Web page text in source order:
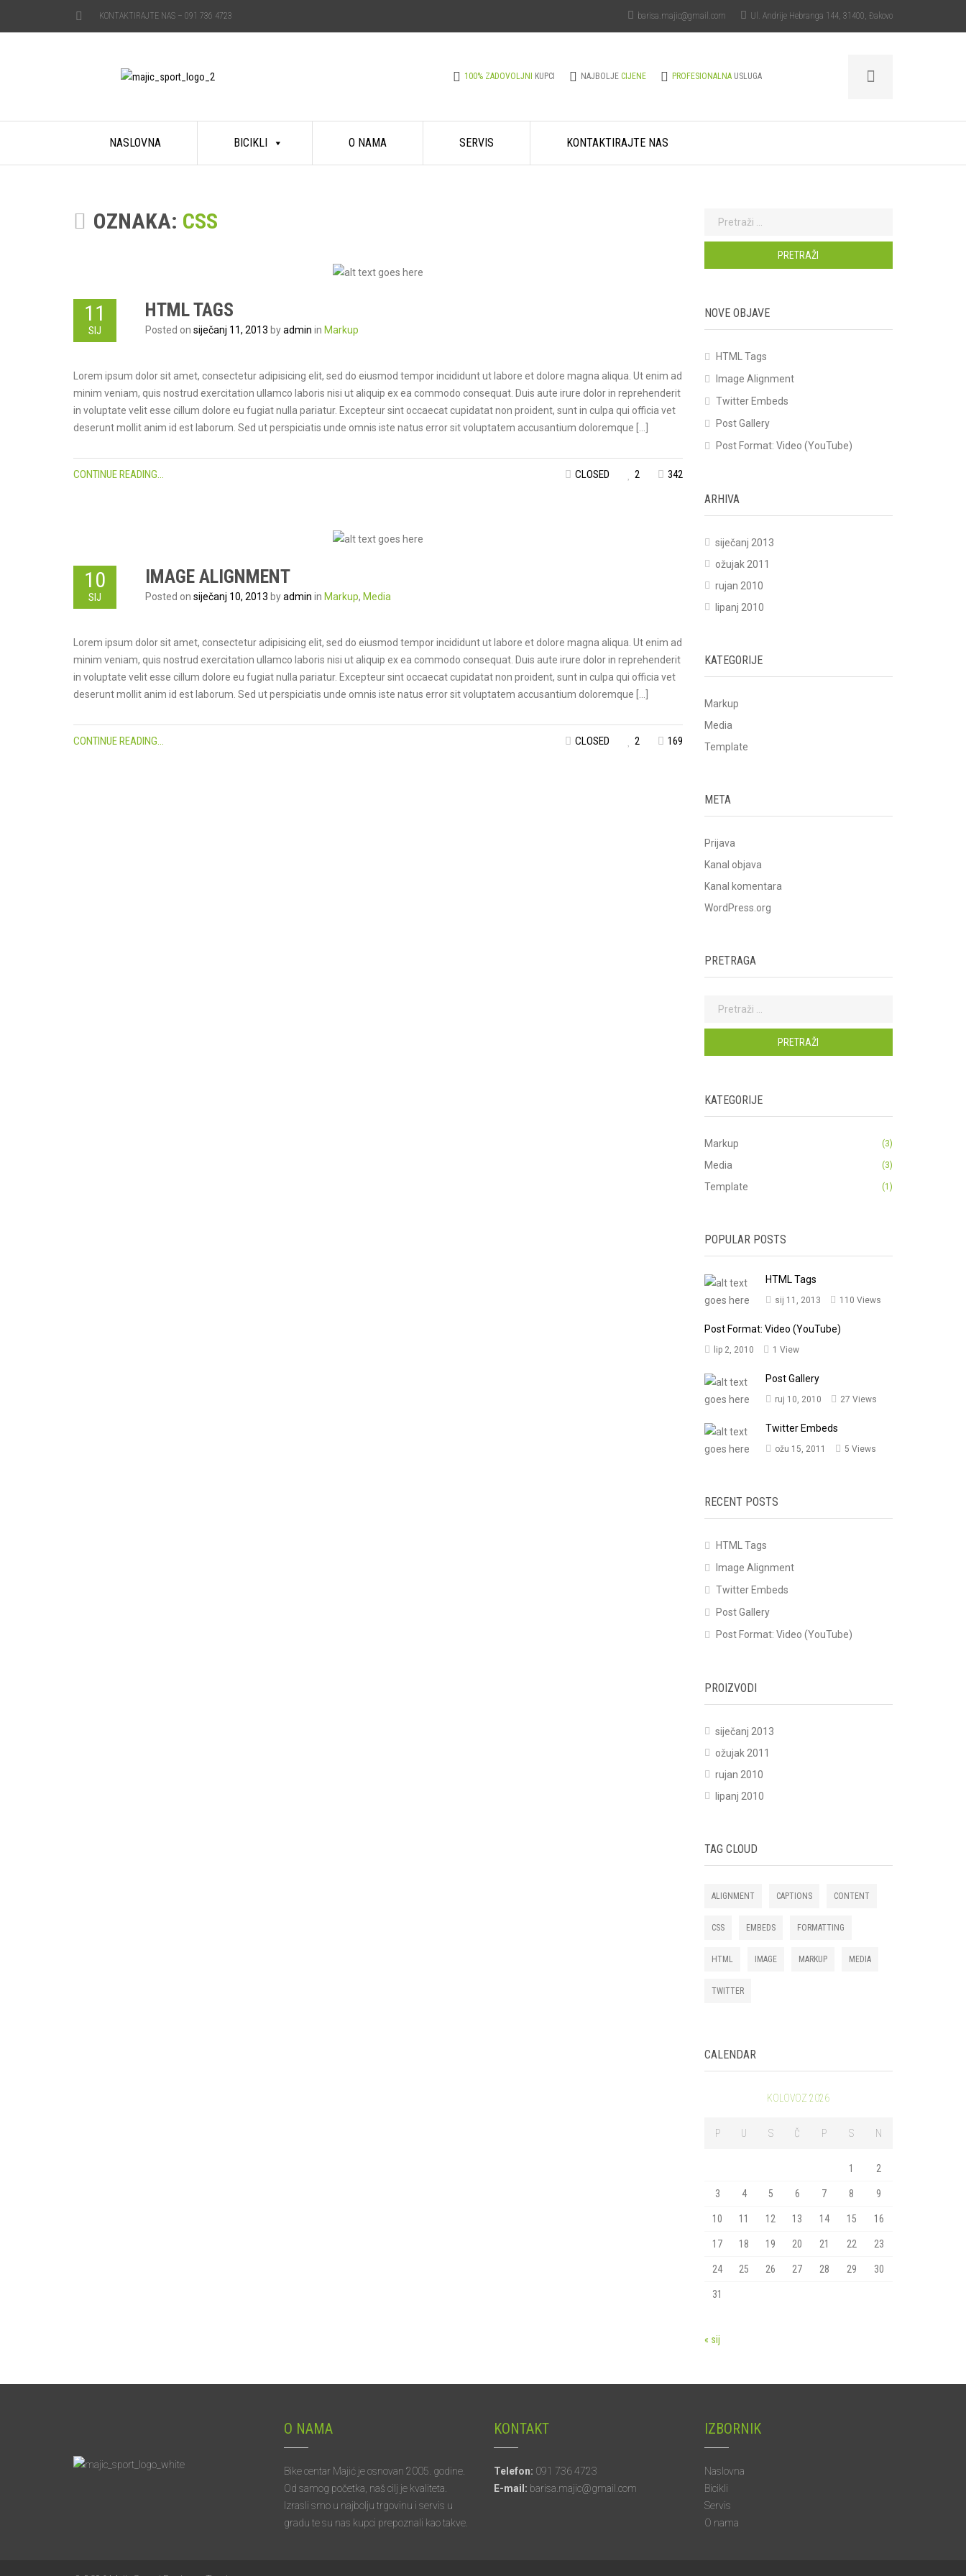
KONTAKTIRAJTE NAS – 091 736 4723 barisa.majic@gmail.com Ul. Andrije Hebranga 144, 31400, Đakovo
100% ZADOVOLJNI KUPCI NAJBOLJE CIJENE PROFESIONALNA USLUGA
content
NASLOVNA BICIKLI O NAMA SERVIS KONTAKTIRAJTE NAS
OZNAKA: CSS
11
SIJ
HTML TAGS
Posted on siječanj 11, 2013 byadmin in Markup
Lorem ipsum dolor sit amet, consectetur adipisicing elit, sed do eiusmod tempor incididunt ut labore et dolore magna aliqua. Ut enim ad
minim veniam, quis nostrud exercitation ullamco laboris nisi ut aliquip ex ea commodo consequat. Duis aute irure dolor in reprehenderit
in voluptate velit esse cillum dolore eu fugiat nulla pariatur. Excepteur sint occaecat cupidatat non proident, sunt in culpa qui officia vet
deserunt mollit anim id est laborum. Sed ut perspiciatis unde omnis iste natus error sit voluptatem accusantium doloremque […]
CONTINUE READING... 342
2
CLOSED
10
SIJ
IMAGE ALIGNMENT
Posted on siječanj 10, 2013 byadmin in Markup, Media
Lorem ipsum dolor sit amet, consectetur adipisicing elit, sed do eiusmod tempor incididunt ut labore et dolore magna aliqua. Ut enim ad
minim veniam, quis nostrud exercitation ullamco laboris nisi ut aliquip ex ea commodo consequat. Duis aute irure dolor in reprehenderit
in voluptate velit esse cillum dolore eu fugiat nulla pariatur. Excepteur sint occaecat cupidatat non proident, sunt in culpa qui officia vet
deserunt mollit anim id est laborum. Sed ut perspiciatis unde omnis iste natus error sit voluptatem accusantium doloremque […]
CONTINUE READING... 169
2
CLOSED
Pretraži:
NOVE OBJAVE
HTML Tags
Image Alignment
Twitter Embeds
Post Gallery
Post Format: Video (YouTube)
ARHIVA
siječanj 2013
ožujak 2011
rujan 2010
lipanj 2010
KATEGORIJE
Markup
Media
Template
META
Prijava
Kanal objava
Kanal komentara
WordPress.org
PRETRAGA
Pretraži:
KATEGORIJE
Markup (3)
Media (3)
Template (1)
POPULAR POSTS
HTML Tags
sij 11, 2013 110 Views
Post Format: Video (YouTube)
lip 2, 2010 1 View
Post Gallery
ruj 10, 2010 27 Views
Twitter Embeds
ožu 15, 2011 5 Views
RECENT POSTS
HTML Tags
Image Alignment
Twitter Embeds
Post Gallery
Post Format: Video (YouTube)
PROIZVODI
siječanj 2013
ožujak 2011
rujan 2010
lipanj 2010
TAG CLOUD
ALIGNMENT CAPTIONS CONTENT
CSS EMBEDS FORMATTING
HTML IMAGE MARKUP MEDIA
TWITTER
CALENDAR
KOLOVOZ 2026
P S Č P S N
1 2
3 4 5 6 7 8 9
10 11 12 13 14 15 16
17 18 19 20 21 22 23
24 25 26 27 28 29 30
31
« sij
O NAMA
Bike centar Majić je osnovan 2005. godine.
Od samog početka, naš cilj je kvaliteta.
Izrasli smo u najbolju trgovinu i servis u
gradu te su nas kupci prepoznali kao takve.
KONTAKT
Telefon: 091 736 4723
E-mail: barisa.majic@gmail.com
IZBORNIK
Naslovna
Bicikli
Servis
O nama